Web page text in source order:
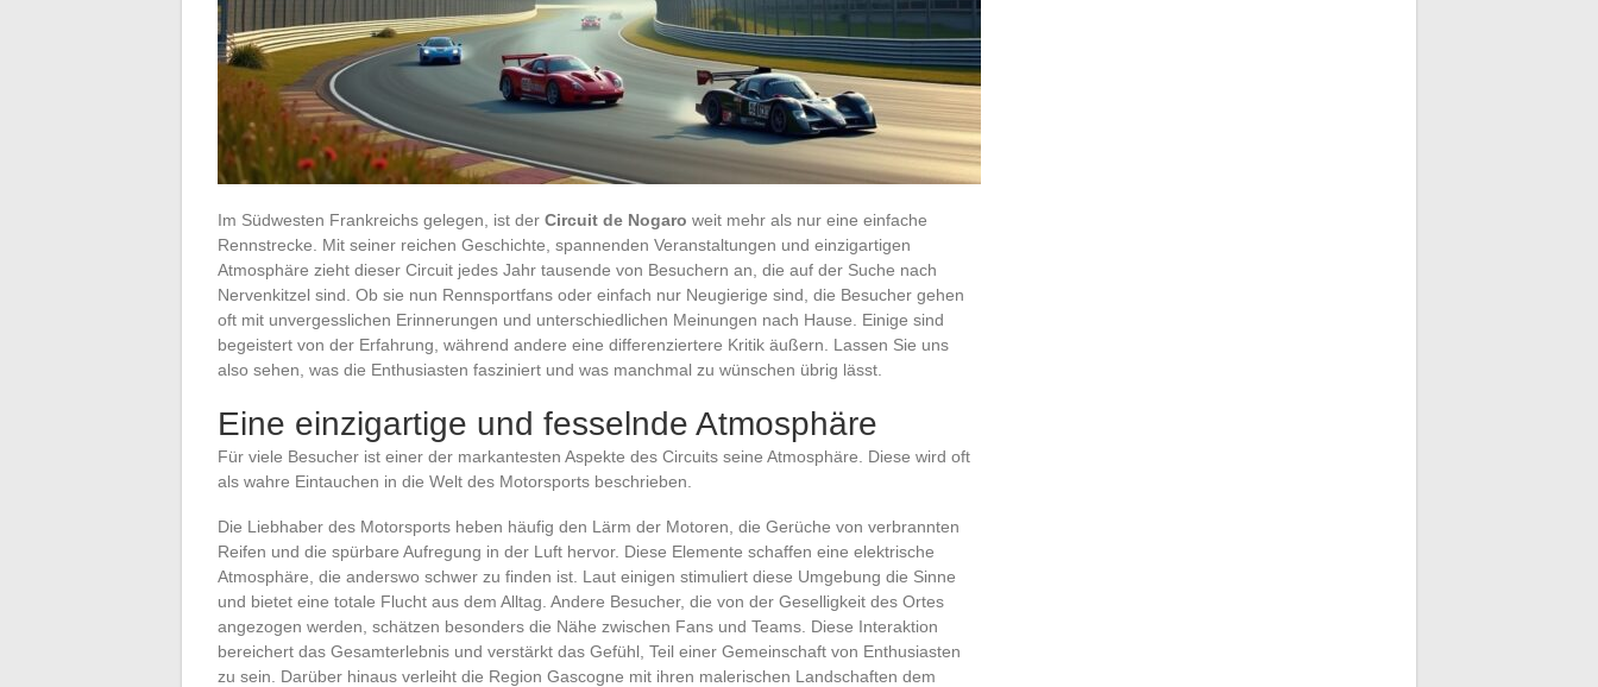
Im Südwesten Frankreichs gelegen, ist der Circuit de Nogaro weit mehr als nur eine einfache
Rennstrecke. Mit seiner reichen Geschichte, spannenden Veranstaltungen und einzigartigen
Atmosphäre zieht dieser Circuit jedes Jahr tausende von Besuchern an, die auf der Suche nach
Nervenkitzel sind. Ob sie nun Rennsportfans oder einfach nur Neugierige sind, die Besucher gehen
oft mit unvergesslichen Erinnerungen und unterschiedlichen Meinungen nach Hause. Einige sind
begeistert von der Erfahrung, während andere eine differenziertere Kritik äußern. Lassen Sie uns
also sehen, was die Enthusiasten fasziniert und was manchmal zu wünschen übrig lässt.
Eine einzigartige und fesselnde Atmosphäre
Für viele Besucher ist einer der markantesten Aspekte des Circuits seine Atmosphäre. Diese wird oft
als wahre Eintauchen in die Welt des Motorsports beschrieben.
Die Liebhaber des Motorsports heben häufig den Lärm der Motoren, die Gerüche von verbrannten
Reifen und die spürbare Aufregung in der Luft hervor. Diese Elemente schaffen eine elektrische
Atmosphäre, die anderswo schwer zu finden ist. Laut einigen stimuliert diese Umgebung die Sinne
und bietet eine totale Flucht aus dem Alltag. Andere Besucher, die von der Geselligkeit des Ortes
angezogen werden, schätzen besonders die Nähe zwischen Fans und Teams. Diese Interaktion
bereichert das Gesamterlebnis und verstärkt das Gefühl, Teil einer Gemeinschaft von Enthusiasten
zu sein. Darüber hinaus verleiht die Region Gascogne mit ihren malerischen Landschaften dem